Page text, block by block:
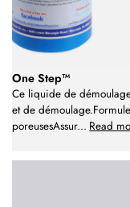
One Step™
Ce liquide de
et de
poreusesAssur... Read